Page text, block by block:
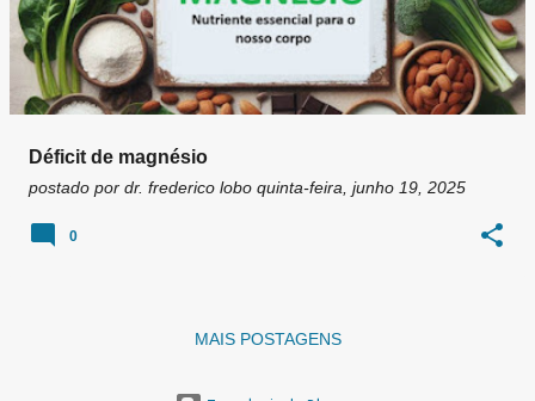
Déficit de magnésio
postado por dr. frederico lobo quinta-feira, junho 19, 2025
0
MAIS POSTAGENS